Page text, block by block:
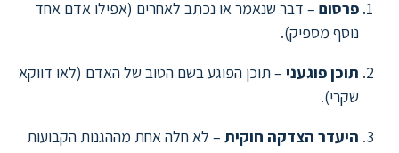
פרסום– דבר שנאמר או נכתב לאחרים (אפילו אדם אחד
נוסף מספיק).
תוכן פוגעני– תוכן הפוגע בשם הטוב של האדם (לאו דווקא
שקרי).
היעדר הצדקה חוקית– לא חלה אחת מההגנות הקבועות